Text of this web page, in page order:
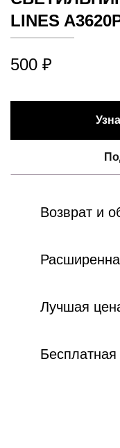
LINES
500 ₽
Возврат и
Лучшая
Бесплатная